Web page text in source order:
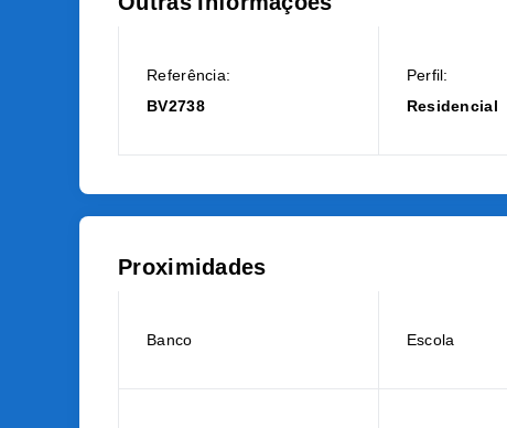
Referência:
BV2738
Perfil:
Residencial
Proximidades
Banco Escola